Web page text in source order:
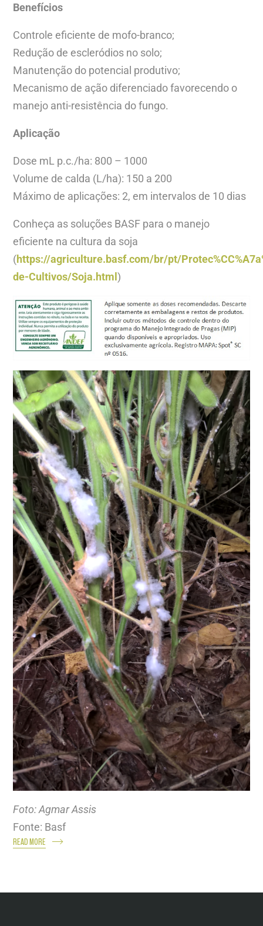
Benefícios
Controle eficiente de mofo-branco;
Redução de escleródios no solo;
Manutenção do potencial produtivo;
Mecanismo de ação diferenciado favorecendo o
manejo anti-resistência do fungo.
Aplicação
Dose mL p.c./ha: 800 – 1000
Volume de calda (L/ha): 150 a 200
Máximo de aplicações: 2, em intervalos de 10 dias
Conheça as soluções BASF para o manejo
eficiente na cultura da soja
(https://agriculture.basf.com/br/pt/
de-Cultivos/Soja.html)
Foto: Agmar Assis
Fonte: Basf
READ MORE